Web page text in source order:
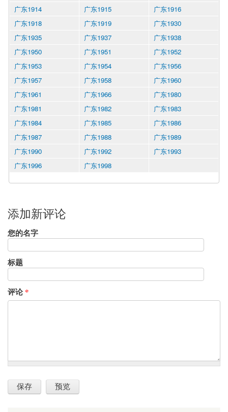
广东1914
广东1915
广东1916
广东1918
广东1919
广东1930
广东1935
广东1937
广东1938
广东1950
广东1951
广东1952
广东1953
广东1954
广东1956
广东1957
广东1958
广东1960
广东1961
广东1966
广东1980
广东1981
广东1982
广东1983
广东1984
广东1985
广东1986
广东1987
广东1988
广东1989
广东1990
广东1992
广东1993
广东1996
广东1998
添加新评论
您的名字
标题
评论*